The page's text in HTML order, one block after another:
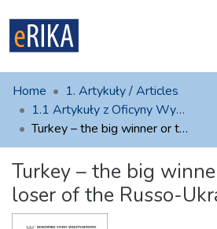
UAFM
Information
For authors
Help
Contact
Home
1. Artykuły / Articles
1.1 Artykuły z Oficyny Wydawniczej AFM
Turkey – the big winner or the big loser of the Russo-Ukrainian war?
Turkey – the big
loser of the Russo-